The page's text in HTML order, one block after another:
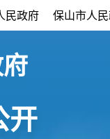
民政府 保山市人
开